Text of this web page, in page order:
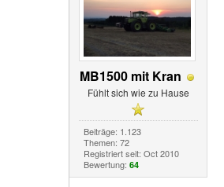
MB1500 mit Kran
Fühlt sich wie zu Hause
Beiträge: 1.123
Themen: 72
Registriert seit: Oct 2010
Bewertung: 64